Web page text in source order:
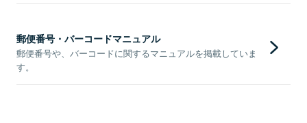
郵便番号・バーコードマニュアル
郵便番号や、バーコードに関するマニュアルを掲載していま
す。